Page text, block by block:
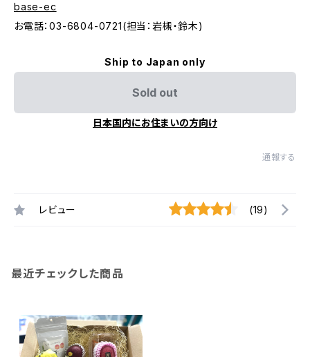
base-ec
お電話：03-6804-0721(担当：岩槻・鈴木)
Ship to Japan only
Sold out
日本国内にお住まいの方向け
通報する
レビュー (19)
最近チェックした商品